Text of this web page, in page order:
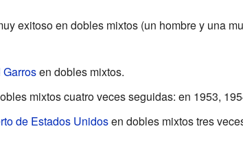
exitoso en dobles mixtos (un hombre y una
en dobles mixtos.
mixtos cuatro veces seguidas: en 1953,
de Estados Unidosen dobles mixtos tres